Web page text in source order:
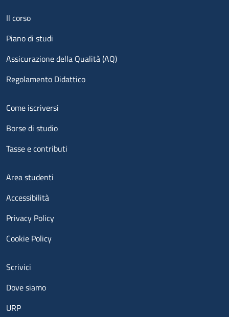
Menu footer 1
Il corso
Piano di studi
Assicurazione della Qualità (AQ)
Regolamento Didattico
Menu footer 2
Come iscriversi
Borse di studio
Tasse e contributi
Menu footer 3
Area studenti
Accessibilità
Privacy Policy
Cookie Policy
Menu contatti
Scrivici
Dove siamo
URP